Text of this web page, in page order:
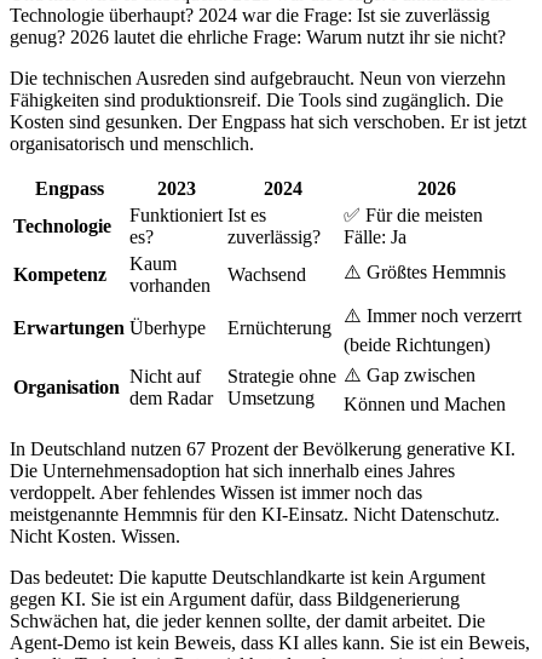
Technologie überhaupt? 2024 war die Frage: Ist sie zuverlässig
genug? 2026 lautet die ehrliche Frage: Warum nutzt ihr sie nicht?
Die technischen Ausreden sind aufgebraucht. Neun von vierzehn
Fähigkeiten sind produktionsreif. Die Tools sind zugänglich. Die
Kosten sind gesunken. Der Engpass hat sich verschoben. Er ist jetzt
organisatorisch und menschlich.
Engpass 2023 2024
2026
Technologie
Funktioniert
es?
Ist es
zuverlässig?
✅ Für die meisten
Fälle: Ja
Kompetenz
Kaum
vorhanden
Wachsend ⚠️ Größtes Hemmnis
Erwartungen Überhype Ernüchterung
⚠️ Immer noch verzerrt
(beide Richtungen)
Organisation
Nicht auf
dem Radar
Strategie ohne
Umsetzung
⚠️ Gap zwischen
Können und Machen
In Deutschland nutzen 67 Prozent der Bevölkerung generative KI.
Die Unternehmensadoption hat sich innerhalb eines Jahres
verdoppelt. Aber fehlendes Wissen ist immer noch das
meistgenannte Hemmnis für den KI-Einsatz. Nicht Datenschutz.
Nicht Kosten. Wissen.
Das bedeutet: Die kaputte Deutschlandkarte ist kein Argument
gegen KI. Sie ist ein Argument dafür, dass Bildgenerierung
Schwächen hat, die jeder kennen sollte, der damit arbeitet. Die
Agent-Demo ist kein Beweis, dass KI alles kann. Sie ist ein Beweis,